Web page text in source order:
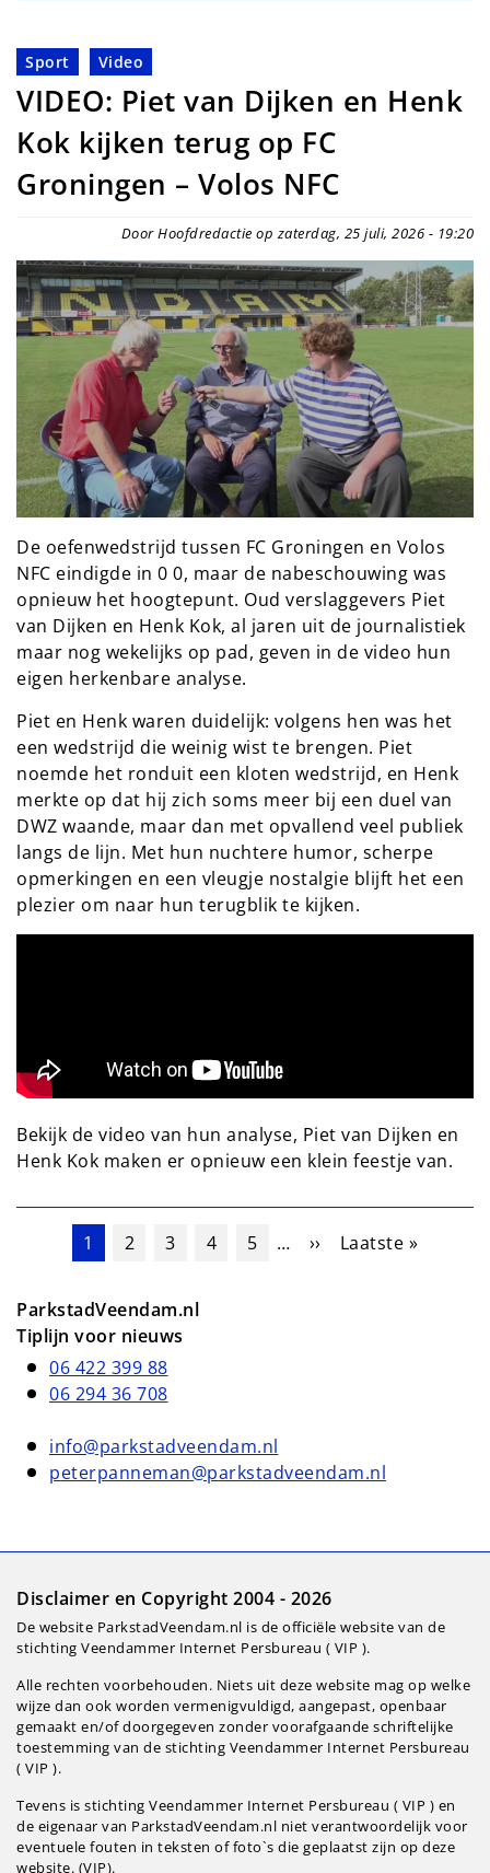
Sport Video
VIDEO: Piet van Dijken en Henk
Kok kijken terug op FC
Groningen – Volos NFC
Door Hoofdredactie op zaterdag, 25 juli, 2026 - 19:20
De oefenwedstrijd tussen FC Groningen en Volos
NFC eindigde in 0 0, maar de nabeschouwing was
opnieuw het hoogtepunt. Oud verslaggevers Piet
van Dijken en Henk Kok, al jaren uit de journalistiek
maar nog wekelijks op pad, geven in de video hun
eigen herkenbare analyse.
Piet en Henk waren duidelijk: volgens hen was het
een wedstrijd die weinig wist te brengen. Piet
noemde het ronduit een kloten wedstrijd, en Henk
merkte op dat hij zich soms meer bij een duel van
DWZ waande, maar dan met opvallend veel publiek
langs de lijn. Met hun nuchtere humor, scherpe
opmerkingen en een vleugje nostalgie blijft het een
plezier om naar hun terugblik te kijken.
Bekijk de video van hun analyse, Piet van Dijken en
Henk Kok maken er opnieuw een klein feestje van.
Paginering
Huidige pagina
1 Pagina
2 Pagina
3 Pagina
4 Pagina
5 … Volgende pagina
›› Laatste pagina
Laatste »
ParkstadVeendam.nl
Tiplijn voor nieuws
06 422 399 88
06 294 36 708
info@parkstadveendam.nl
peterpanneman@parkstadveendam.nl
Disclaimer en Copyright 2004 - 2026
De website ParkstadVeendam.nl is de officiële website van de
stichting Veendammer Internet Persbureau ( VIP ).
Alle rechten voorbehouden. Niets uit deze website mag op welke
wijze dan ook worden vermenigvuldigd, aangepast, openbaar
gemaakt en/of doorgegeven zonder voorafgaande schriftelijke
toestemming van de stichting Veendammer Internet Persbureau
( VIP ).
Tevens is stichting Veendammer Internet Persbureau ( VIP ) en
de eigenaar van ParkstadVeendam.nl niet verantwoordelijk voor
eventuele fouten in teksten of foto`s die geplaatst zijn op deze
website. (VIP).